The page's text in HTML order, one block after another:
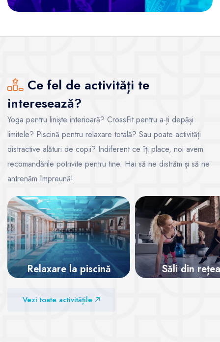
Ce fel de activități te
interesează?
Yoga pentru liniște interioară? CrossFit pentru a-ți depăși
limitele? Piscină pentru relaxare totală? Sau poate activități
distractive alături de copii? Indiferent ce îți place, noi avem
recomandările potrivite pentru tine. Hai să ne distrăm și să ne
antrenăm împreună!
Relaxare la piscină
Vezi sălile
Săli din
SanoPass
Vezi toate activitățile